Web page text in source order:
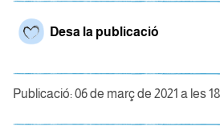
Desa la publicació
Publicació: 06 de març de 2021 a les